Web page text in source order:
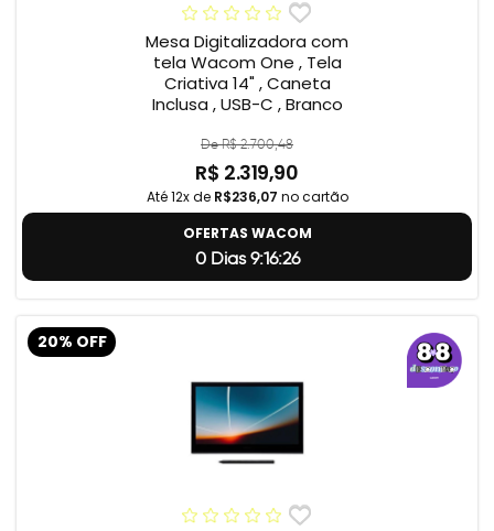
Mesa Digitalizadora com
tela Wacom One , Tela
Criativa 14" , Caneta
Inclusa , USB-C , Branco
De R$ 2.700,48
R$ 2.319,90
Até 12x de R$236,07 no cartão
OFERTAS WACOM
0 Dias 9:16:25
20% OFF